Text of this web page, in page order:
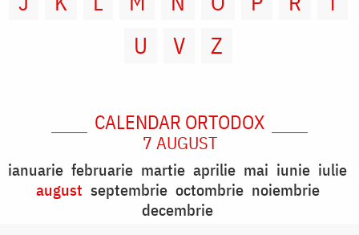
U
V Z
CALENDAR ORTODOX
7 AUGUST
ianuarie februarie martie aprilie mai iunie iulie
august septembrie octombrie noiembrie
decembrie